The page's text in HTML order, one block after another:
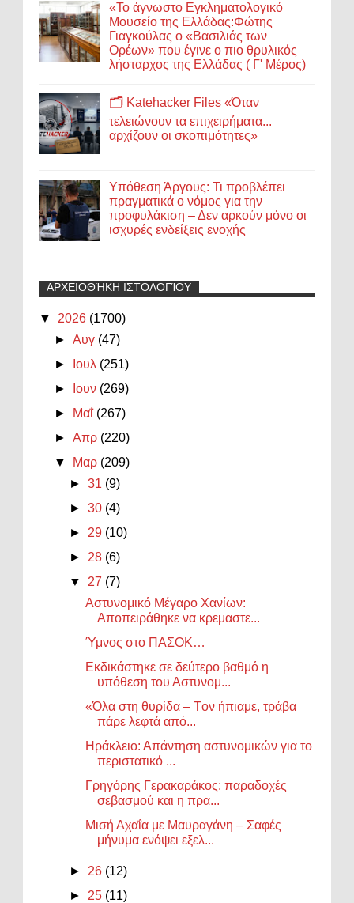
«Το άγνωστο Εγκληματολογικό
Μουσείο της Ελλάδας:Φώτης
Γιαγκούλας ο «Βασιλιάς των
Ορέων» που έγινε ο πιο θρυλικός
λήσταρχος της Ελλάδας ( Γ' Μέρος)
🗂️ Katehacker Files «Όταν
τελειώνουν τα επιχειρήματα...
αρχίζουν οι σκοπιμότητες»
Υπόθεση Άργους: Τι προβλέπει
πραγματικά ο νόμος για την
προφυλάκιση – Δεν αρκούν μόνο οι
ισχυρές ενδείξεις ενοχής
ΑΡΧΕΙΟΘΉΚΗ ΙΣΤΟΛΟΓΊΟΥ
▼ 2026 (1700)
►Αυγ (47)
►
Ιουλ (251)
►
Ιουν (269)
►
Μαΐ (267)
►Απρ (220)
▼
Μαρ (209)
►31 (9)
►30 (4)
► 29 (10)
► 28 (6)
▼ 27 (7)
Αστυνομικό Μέγαρο Χανίων:
Αποπειράθηκε να κρεμαστε...
Ύμνος στο ΠΑΣΟΚ…
Εκδικάστηκε σε δεύτερο βαθμό η
υπόθεση του Αστυνομ...
«Όλα στη θυρίδα – Tον ήπιαμε, τράβα
πάρε λεφτά από...
Ηράκλειο: Απάντηση αστυνομικών για το
περιστατικό ...
Γρηγόρης Γερακαράκος: παραδοχές
σεβασμού και η πρα...
Μισή Αχαΐα με Μαυραγάνη – Σαφές
μήνυμα ενόψει εξελ...
► 26 (12)
► 25 (11)